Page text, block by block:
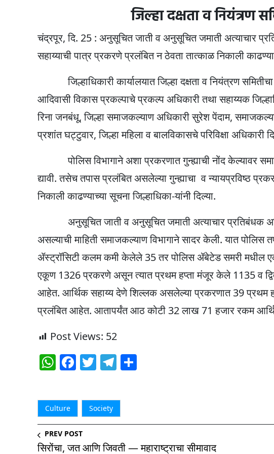
p o
k
mजिल्हा दक्षता व नियंत्रण
चंद्रपूर, दि. 25 : अनुसूचित जाती व अनुसूचित जमाती अत्याचार
सहाय्याची पात्र प्रकरणे प्रलंबित न ठेवता तात्काळ निकाली
जिल्हाधिकारी कार्यालयात जिल्हा दक्षता व नियंत्रण
आदिवासी विकास प्रकल्पाचे प्रकल्प अधिकारी तथा सहाय्यक
रिना जनबंधू, जिल्हा समाजकल्याण अधिकारी सुरेश पेंदाम,
प्रशांत घट्टुवार, जिल्हा महिला व बालविकासचे परिविक्षा
पोलिस विभागाने अशा प्रकरणात गुन्ह्याची नोंद केल्यावर
द्यावी. तसेच तपास प्रलंबित असलेल्या गुन्ह्याचा व न्यायप्रविष्ठ
निकाली काढण्याच्या सूचना जिल्हाधिका-यांनी दिल्या.
अनुसूचित जाती व अनुसूचित जमाती अत्याचार प्रतिबंधक
असल्याची माहिती समाजकल्याण विभागाने सादर केली. यात पोलिस
ॲस्ट्रॉसिटी कलम कमी केलेले 35 तर पोलिस ॲबेटेड समरी मधील
एकूण 1326 प्रकरणे असून त्यात प्रथम हप्ता मंजूर केले 1135 व
आहेत. आर्थिक सहाय्य देणे शिल्लक असलेल्या प्रकरणात 39 प्रथम
प्रलंबित आहेत. आतापर्यंत आठ कोटी 32 लाख 71 हजार रकम
Post Views: 52
W
at
s
A
p
F
c
e
b
o
T
itt
er
T
e
g
ra
m
S
Culture Society
PREV POST
सिरोंचा, जत आणि जिवती — महाराष्ट्राचा सीमावाद